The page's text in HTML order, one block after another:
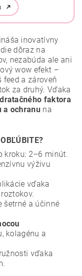
inovatívny
dôraz na
nezabúda ale ani
wow efekt –
feed a zároveň
za druhý. Vďaka
faktora
a ochranu na
kroku: 2–6 minút.
výživu
vďaka
šetrné a účinné
kolagénu a
vďaka